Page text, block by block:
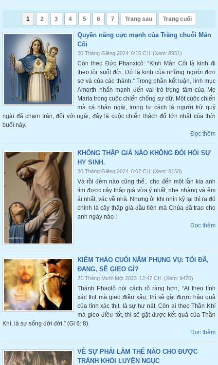
1 2 3 4 5 6 7 Trang sau Trang cuối
Quyền năng cực mạnh của Tràng chuỗi Mân
Côi
30 Tháng Giêng 2024 6:15 CH (Xem: 8951)
Còn theo Đức Phanxicô: “Kinh Mân Côi là kinh đi
theo tôi suốt đời. Đó là kinh của những người đơn
sơ và của các thánh.” Trong phần kết luận, linh mục
Amorth nhấn mạnh đến vai trò trọng tâm của Mẹ
Maria trong cuộc chiến chống sự dữ. Một cuộc chiến
mà cá nhân ngài, trong tư cách là người trừ quỷ
ngài đã chạm trán, đối với ngài, đây là cuộc chiến thách đố lớn nhất của thời
buổi này.
Đọc thêm
KHÔNG THẬP GIÁ NÀO KHÔNG ĐÒI HỎI SỰ
HY SINH.
30 Tháng Giêng 2024 6:02 CH (Xem: 8158)
Và rồi đêm nào cũng thế.. cho đến một lần kia anh
tìm được cây thập giá vừa ý nhất, nhẹ nhàng và êm
ái nhất, vác về nhà. Nhưng ôi khi nhìn kỹ lại thì ra đó
chính là cây thập giá đầu tiên mà Chúa đã trao cho
anh ngày nào !
Đọc thêm
KIỂM THẢO CUỐI NĂM PHỤNG VỤ: TÔI ĐÃ,
ĐANG, SẼ GIEO GÌ?
21 Tháng Mười Một 2023 12:47 CH (Xem: 9470)
Thánh Phaolô nói cách rõ ràng hơn, “Ai theo tính
xác thịt mà gieo điều xấu, thì sẽ gặt được hậu quả
của tính xác thịt, là sự hư nát. Còn ai theo Thần Khí
mà gieo điều tốt, thì sẽ gặt được kết quả của Thần
Khí, là sự sống đời đời.” (Gl 6: 8).
Đọc thêm
VỀ SỰ PHẢI LÀM THẾ NÀO CHO ĐƯỢC
TRÁNH KHỎI LUYỆN NGỤC